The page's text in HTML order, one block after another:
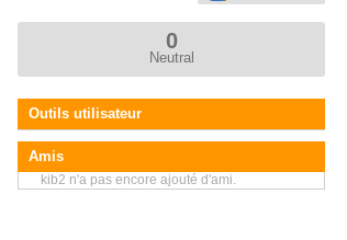
0
Neutral
Outils utilisateur
Amis
kib2 n'a pas encore ajouté d'ami.